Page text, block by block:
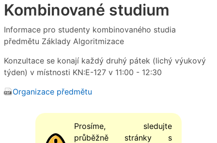
Kombinované studium
Informace pro studenty kombinovaného studia
předmětu Základy Algoritmizace
Konzultace se konají každý druhý pátek (lichý výukový
týden) v místnosti KN:E-127 v 11:00 - 12:30
Organizace předmětu
Prosíme, sledujte
průběžně stránky s